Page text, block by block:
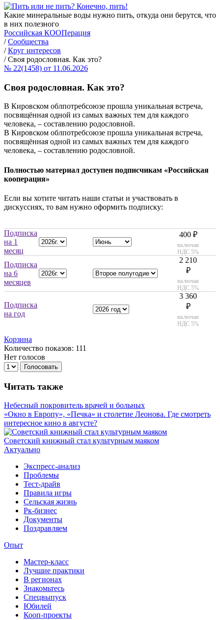
Какие минеральные воды нужно пить, откуда они берутся, что
в них полезного
Российская КООПерация
/ Сообщества
/ Круг интересов
/ Своя родословная. Как это?
№ 22(1458) от 11.06.2026
Своя родословная. Как это?
В Кировском облпотребсоюзе прошла уникальная встреча,
посвящённая одной из самых важных тем для каждого
человека, – составлению родословной.
В Кировском облпотребсоюзе прошла уникальная встреча,
посвящённая одной из самых важных тем для каждого
человека, – составлению родословной.
Полностью материал доступен подписчикам «Российская
кооперация»
Если вы хотите читать наши статьи и участвовать в
дискуссиях, то вам нужно оформить подписку:
Подписка
на 1
месяц
400 ₽
включая
НДС 5%
Подписка
на 6
месяцев
2 210
₽
включая
НДС 5%
Подписка
на год
3 360
₽
включая
НДС 5%
Корзина
Количество показов: 111
Нет голосов
Голосовать
Читать также
Небесный покровитель врачей и больных
«Окно в Европу», «Печка» и столетие Леонова. Где смотреть
интересное кино в августе?
Советский книжный стал культурным маяком
Актуально
Экспресс-анализ
Проблемы
Тест-драйв
Правила игры
Сельская жизнь
Рк-бизнес
Документы
Поздравляем
Опыт
Мастер-класс
Лучшие практики
В регионах
Знакомьтесь
Спецвыпуск
Юбилей
Кооп-проекты